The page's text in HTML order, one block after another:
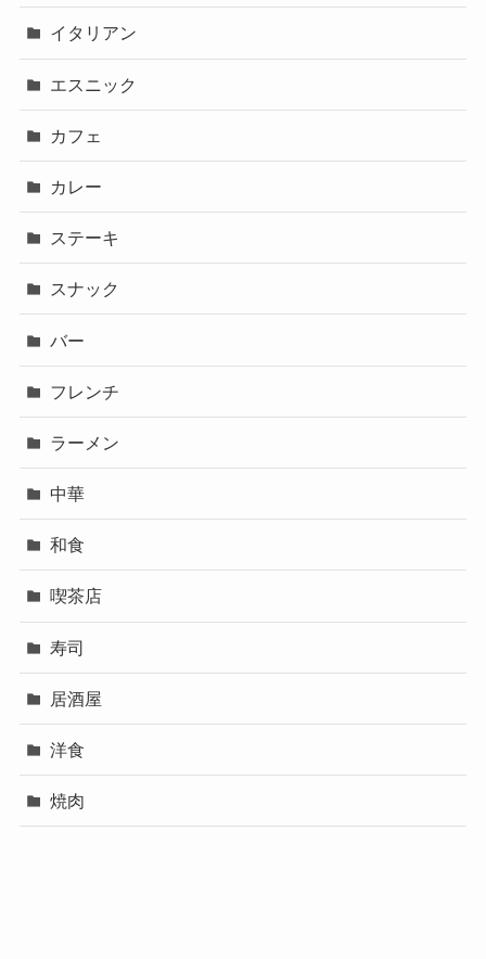
イタリアン
エスニック
カフェ
カレー
ステーキ
スナック
バー
フレンチ
ラーメン
中華
和食
喫茶店
寿司
居酒屋
洋食
焼肉